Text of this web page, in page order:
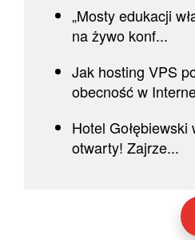
„Mosty edukacji
na żywo konf...
Jak hosting VPS
obecność w
Hotel
otwarty! Zajrze...